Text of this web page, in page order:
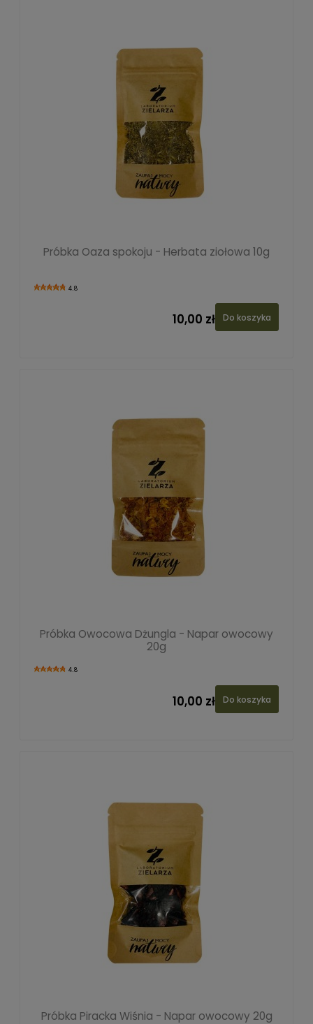
Próbka Oaza spokoju - Herbata ziołowa 10g
4.8
10,00 zł Do koszyka
Próbka Owocowa Dżungla - Napar owocowy
20g
4.8
10,00 zł Do koszyka
Próbka Piracka Wiśnia - Napar owocowy 20g